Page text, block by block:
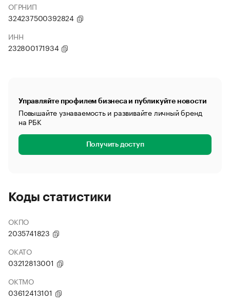
ОГРНИП
324237500392824
ИНН
232800171934
Управляйте профилем бизнеса и публикуйте новости
Повышайте узнаваемость и развивайте личный бренд
на РБК
Получить доступ
Коды статистики
ОКПО
2035741823
ОКАТО
03212813001
ОКТМО
03612413101